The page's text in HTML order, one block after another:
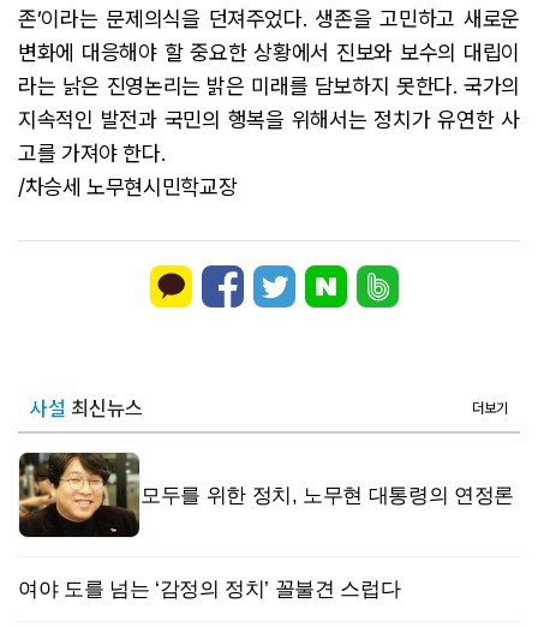
존’이라는 문제의식을 던져주었다. 생존을 고민하고 새로운
변화에 대응해야 할 중요한 상황에서 진보와 보수의 대립이
라는 낡은 진영논리는 밝은 미래를 담보하지 못한다. 국가의
지속적인 발전과 국민의 행복을 위해서는 정치가 유연한 사
고를 가져야 한다.
/차승세 노무현시민학교장
사설 최신뉴스 더보기
모두를 위한 정치, 노무현 대통령의 연정론
여야 도를 넘는 ‘감정의 정치’ 꼴불견 스럽다